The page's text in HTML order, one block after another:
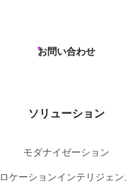
お問い合わせ
ソリューション
モダナイゼーション
ロケーションインテリジェン